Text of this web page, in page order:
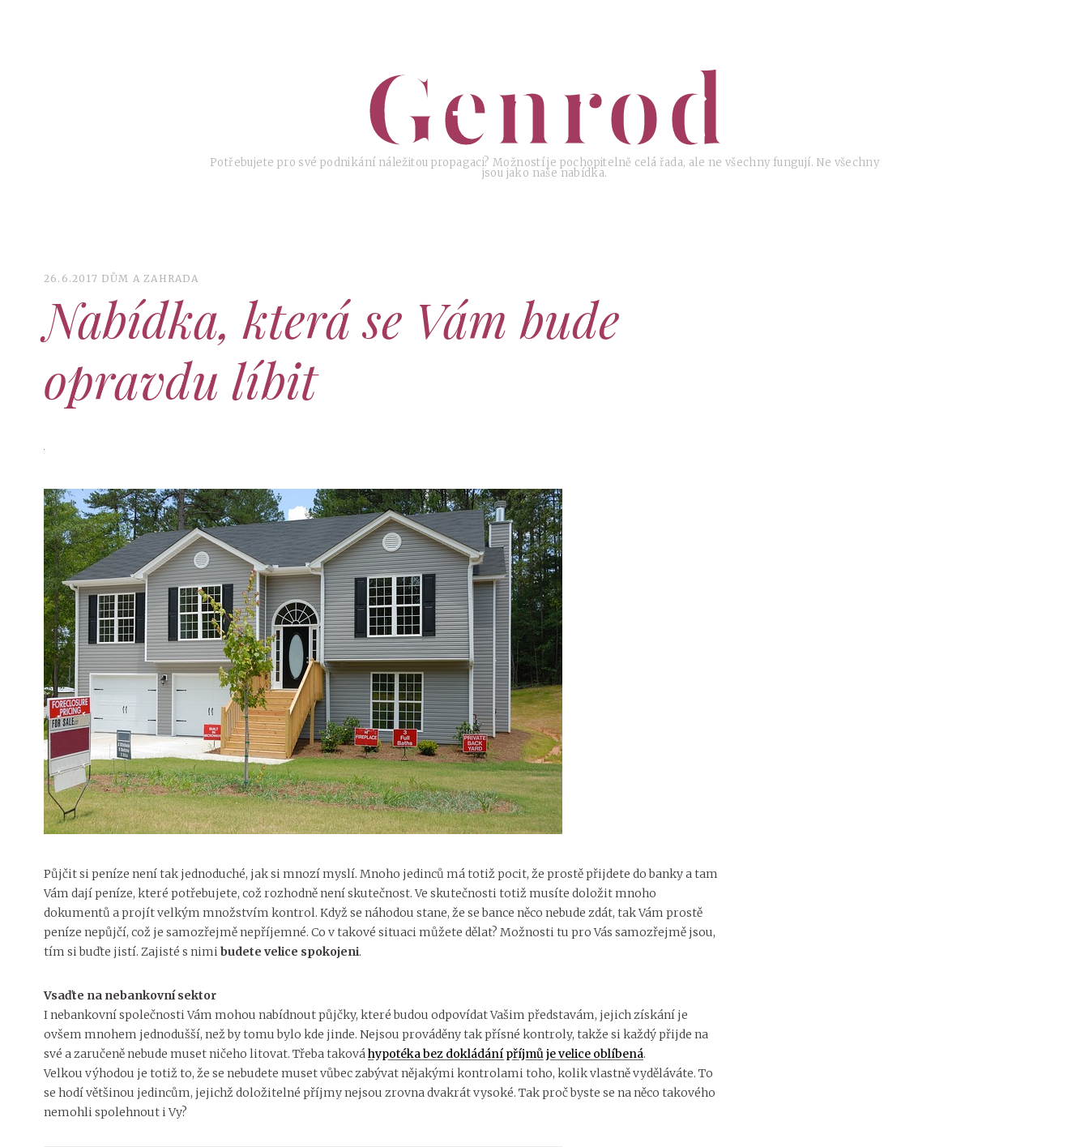
Genrod
Potřebujete pro své podnikání náležitou propagaci? Možností je pochopitelně celá řada, ale ne všechny fungují. Ne všechny
jsou jako naše nabídka.
26.6.2017 DŮM A ZAHRADA
Nabídka, která se Vám bude
opravdu líbit
Půjčit si peníze není tak jednoduché, jak si mnozí myslí. Mnoho jedinců má totiž pocit, že prostě přijdete do banky a tam
Vám dají peníze, které potřebujete, což rozhodně není skutečnost. Ve skutečnosti totiž musíte doložit mnoho
dokumentů a projít velkým množstvím kontrol. Když se náhodou stane, že se bance něco nebude zdát, tak Vám prostě
peníze nepůjčí, což je samozřejmě nepříjemné. Co v takové situaci můžete dělat? Možnosti tu pro Vás samozřejmě jsou,
tím si buďte jistí. Zajisté s nimibudete velice spokojeni.
Vsaďte na nebankovní sektor
I nebankovní společnosti Vám mohou nabídnout půjčky, které budou odpovídat Vašim představám, jejich získání je
ovšem mnohem jednodušší, než by tomu bylo kde jinde. Nejsou prováděny tak přísné kontroly, takže si každý přijde na
své a zaručeně nebude muset ničeho litovat. Třeba takováhypotéka bez dokládání příjmů je velice oblíbená.
Velkou výhodou je totiž to, že se nebudete muset vůbec zabývat nějakými kontrolami toho, kolik vlastně vyděláváte. To
se hodí většinou jedincům, jejichž doložitelné příjmy nejsou zrovna dvakrát vysoké. Tak proč byste se na něco takového
nemohli spolehnout i Vy?